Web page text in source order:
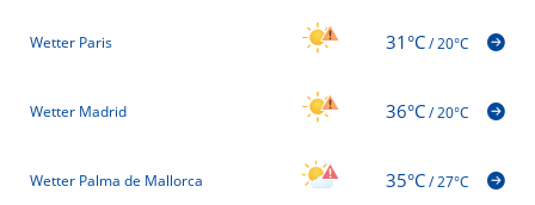
Wetter Paris 31°C/20°C
Wetter Madrid 36°C/20°C
Wetter Palma de Mallorca 35°C/27°C